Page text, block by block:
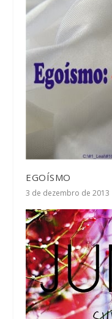
EGOÍSMO
3 de dezembro de 2013